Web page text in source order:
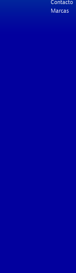
Contacto
Marcas